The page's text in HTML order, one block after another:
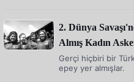
2. Dünya
Almış Kadın
Gerçi hiçbiri bir
epey yer almışlar.